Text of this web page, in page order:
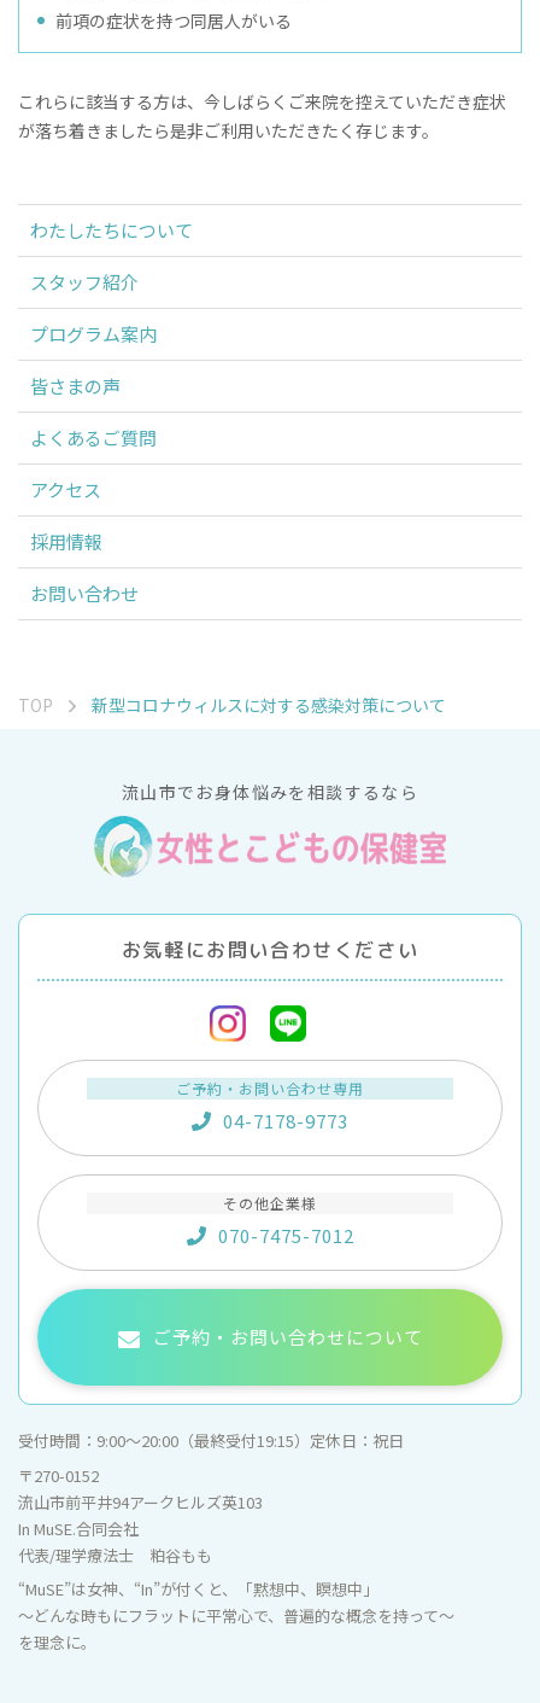
前項の症状を持つ同居人がいる
これらに該当する方は、今しばらくご来院を控えていただき症状
が落ち着きましたら是非ご利用いただきたく存じます。
わたしたちについて
スタッフ紹介
プログラム案内
皆さまの声
よくあるご質問
アクセス
採用情報
お問い合わせ
TOP 新型コロナウィルスに対する感染対策について
流山市でお身体悩みを相談するなら
お気軽にお問い合わせください
ご予約・お問い合わせ専用
04-7178-9773
その他企業様
070-7475-7012
ご予約・お問い合わせについて
受付時間： 9:00〜20:00（最終受付19:15） 定休日： 祝日
〒270-0152
流山市前平井94アークヒルズ英103
In MuSE.合同会社
代表/理学療法士 粕谷もも
“MuSE”は女神、“In”が付くと、「黙想中、瞑想中」
～どんな時もにフラットに平常心で、普遍的な概念を持って～
を理念に。